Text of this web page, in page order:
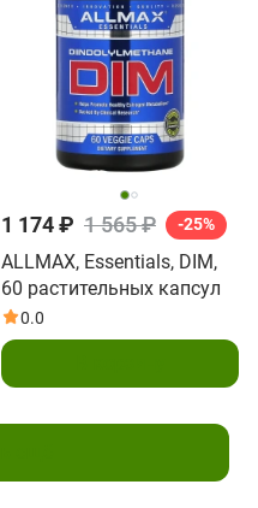
1 174 ₽ 1 565 ₽ -25%
ALLMAX, Essentials, DIM,
60 растительных капсул
0.0